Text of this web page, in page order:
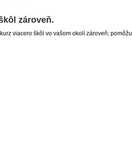
zároveň.
viacero škôl vo vašom okolí zároveň; pomôžu